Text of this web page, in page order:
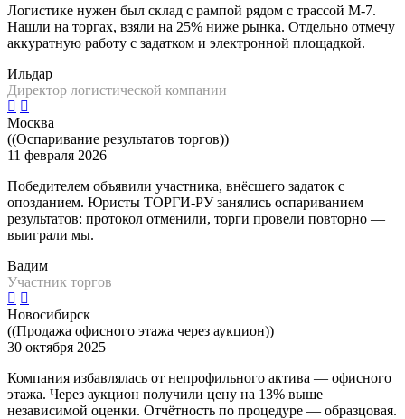
Логистике нужен был склад с рампой рядом с трассой М-7.
Нашли на торгах, взяли на 25% ниже рынка. Отдельно отмечу
аккуратную работу с задатком и электронной площадкой.
Ильдар
Директор логистической компании
Москва
((Оспаривание результатов торгов))
11 февраля 2026
Победителем объявили участника, внёсшего задаток с
опозданием. Юристы ТОРГИ-РУ занялись оспариванием
результатов: протокол отменили, торги провели повторно —
выиграли мы.
Вадим
Участник торгов
Новосибирск
((Продажа офисного этажа через аукцион))
30 октября 2025
Компания избавлялась от непрофильного актива — офисного
этажа. Через аукцион получили цену на 13% выше
независимой оценки. Отчётность по процедуре — образцовая.